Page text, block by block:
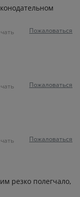
Пожаловаться
Пожаловаться
Пожаловаться
резко полегчало,